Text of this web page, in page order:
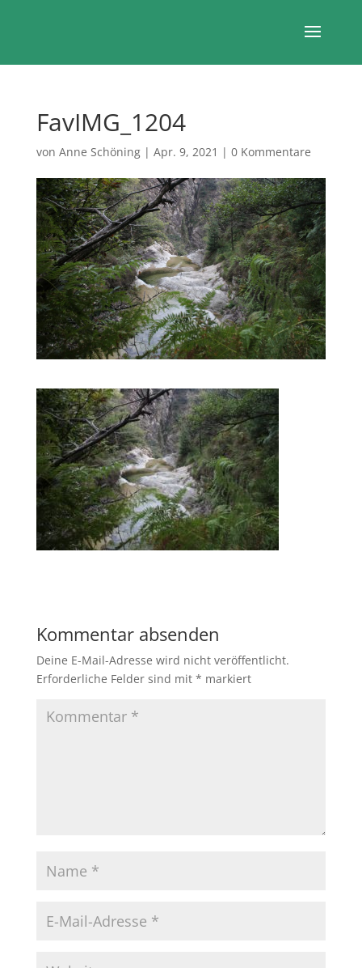
FavIMG_1204
von Anne Schöning| Apr. 9, 2021 | 0 Kommentare
Kommentar absenden
Deine E-Mail-Adresse wird nicht veröffentlicht.
Erforderliche Felder sind mit * markiert